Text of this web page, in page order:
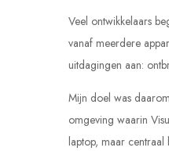
Veel ontwikkelaars
vanaf meerdere
uitdagingen aan:
Mijn doel was
omgeving waarin
laptop, maar